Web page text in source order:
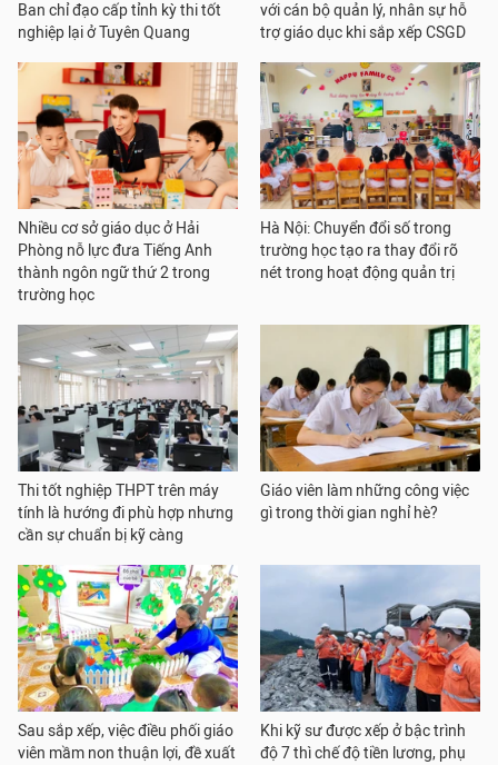
Ban chỉ đạo cấp tỉnh kỳ thi tốt
nghiệp lại ở Tuyên Quang
với cán bộ quản lý, nhân sự hỗ
trợ giáo dục khi sắp xếp CSGD
Nhiều cơ sở giáo dục ở Hải
Phòng nỗ lực đưa Tiếng Anh
thành ngôn ngữ thứ 2 trong
trường học
Hà Nội: Chuyển đổi số trong
trường học tạo ra thay đổi rõ
nét trong hoạt động quản trị
Thi tốt nghiệp THPT trên máy
tính là hướng đi phù hợp nhưng
cần sự chuẩn bị kỹ càng
Giáo viên làm những công việc
gì trong thời gian nghỉ hè?
Sau sắp xếp, việc điều phối giáo
viên mầm non thuận lợi, đề xuất
Khi kỹ sư được xếp ở bậc trình
độ 7 thì chế độ tiền lương, phụ